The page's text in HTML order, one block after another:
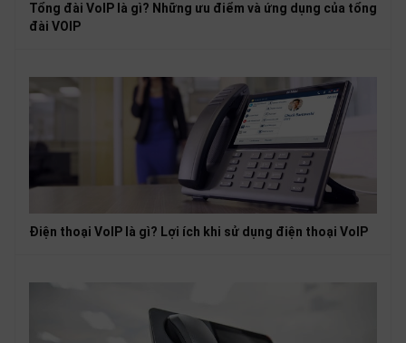
Tổng đài VoIP là gì? Những ưu điểm và ứng dụng của tổng
đài VOIP
Điện thoại VoIP là gì? Lợi ích khi sử dụng điện thoại VoIP